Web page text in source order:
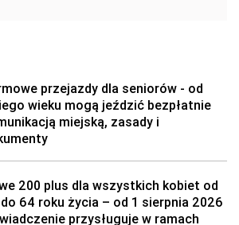
przejazdy dla seniorów - od
wieku mogą jeździć bezpłatnie
miejską, zasady i
200 plus dla wszystkich kobiet od
64 roku życia – od 1 sierpnia 2026
przysługuje w ramach